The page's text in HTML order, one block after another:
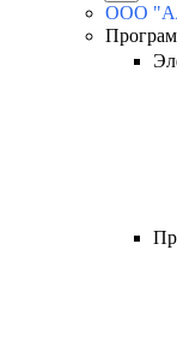
ООО